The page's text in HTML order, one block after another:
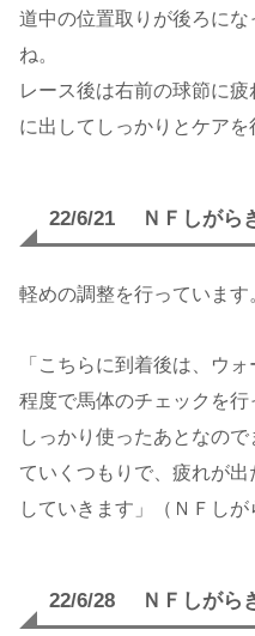
道中の位置取りが後ろに
ね。
レース後は右前の球節に
に出してしっかりとケアを
22/6/21 ＮＦしがら
軽めの調整を行っています
「こちらに到着後は、ウ
程度で馬体のチェックを行
しっかり使ったあとなの
ていくつもりで、疲れが
していきます」（ＮＦしが
22/6/28 ＮＦしがら